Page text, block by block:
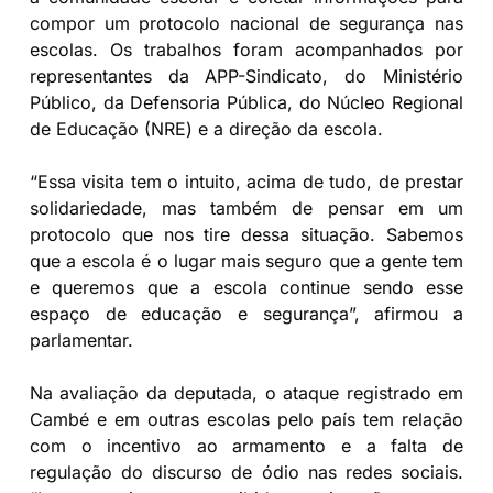
compor um protocolo nacional de segurança nas
escolas. Os trabalhos foram acompanhados por
representantes da APP-Sindicato, do Ministério
Público, da Defensoria Pública, do Núcleo Regional
de Educação (NRE) e a direção da escola.
“Essa visita tem o intuito, acima de tudo, de prestar
solidariedade, mas também de pensar em um
protocolo que nos tire dessa situação. Sabemos
que a escola é o lugar mais seguro que a gente tem
e queremos que a escola continue sendo esse
espaço de educação e segurança”, afirmou a
parlamentar.
Na avaliação da deputada, o ataque registrado em
Cambé e em outras escolas pelo país tem relação
com o incentivo ao armamento e a falta de
regulação do discurso de ódio nas redes sociais.